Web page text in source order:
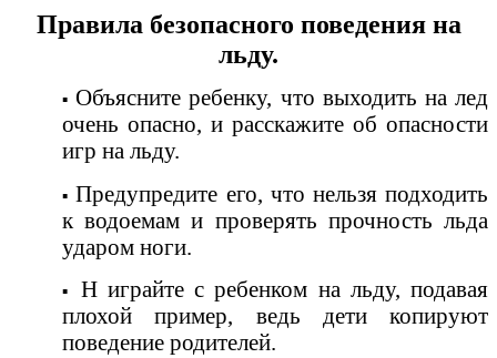
Правила безопасного поведения на
льду.
Объясните ребенку, что выходить на лед
очень опасно, и расскажите об опасности
игр на льду.
Предупредите его, что нельзя подходить
к водоемам и проверять прочность льда
ударом ноги.
Н играйте с ребенком на льду, подавая
плохой пример, ведь дети копируют
поведение родителей.